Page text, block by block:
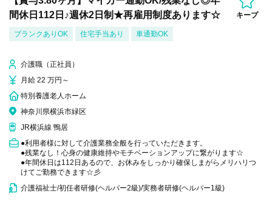
間休日112日♪週休2日制★再雇用制度あります☆
キープ
ブランクありOK 住宅手当あり 車通勤OK
介護職（正社員）
月給 22 万円～
特別養護老人ホーム
神奈川県横浜市緑区
JR横浜線 鴨居
●利用者様に対して介護業務全般を行っていただきます。
●残業なし！心身の健康維持やモチベーションアップに繋がります☆
●年間休日は112日あるので、お休みをしっかり確保しまがらメリハリつ
けてご勤務できます☆彡
介護福祉士/初任者研修(ヘルパー2級)/実務者研修(ヘルパー1級)